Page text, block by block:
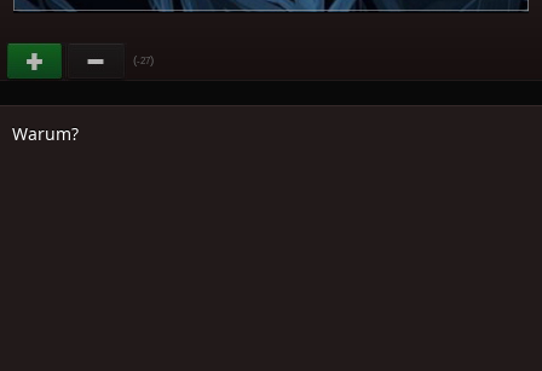
(-27)
Warum?